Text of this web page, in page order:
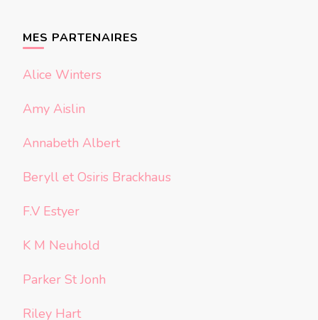
MES PARTENAIRES
Alice Winters
Amy Aislin
Annabeth Albert
Beryll et Osiris Brackhaus
F.V Estyer
K M Neuhold
Parker St Jonh
Riley Hart